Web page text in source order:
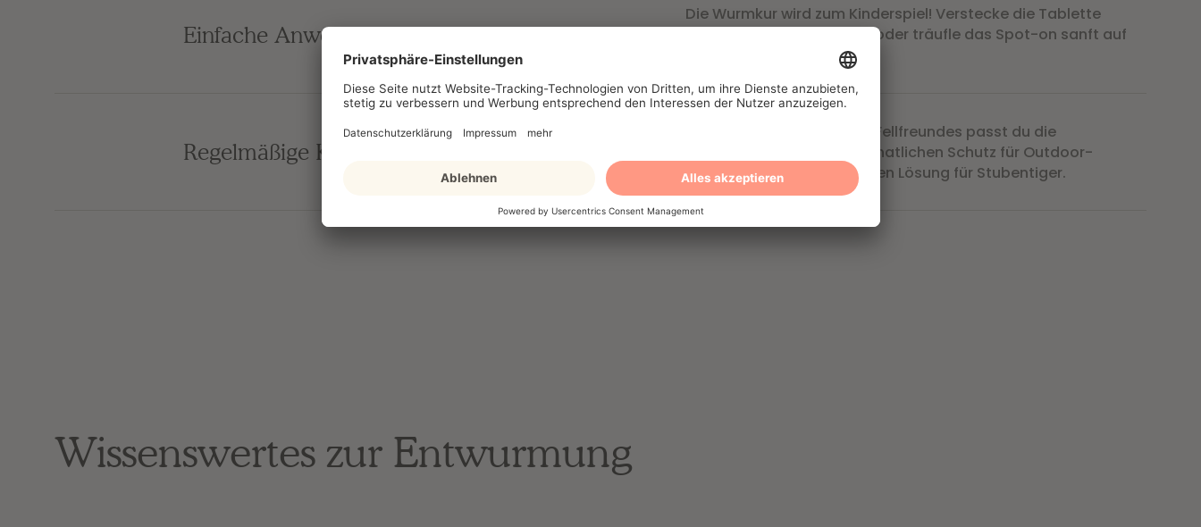
Einfache Anwendung
Die Wurmkur wird zum Kinderspiel! Verstecke die Tablette
einfach im Lieblingssnack oder träufle das Spot-on sanft auf
Regelmäßige Kontrolle
Je nach Lebensstil deines Fellfreundes passt du die
Entwurmung an – vom monatlichen Schutz für Outdoor-
Abenteurer bis zur flexibleren Lösung für Stubentiger.
Wissenswertes zur Entwurmung